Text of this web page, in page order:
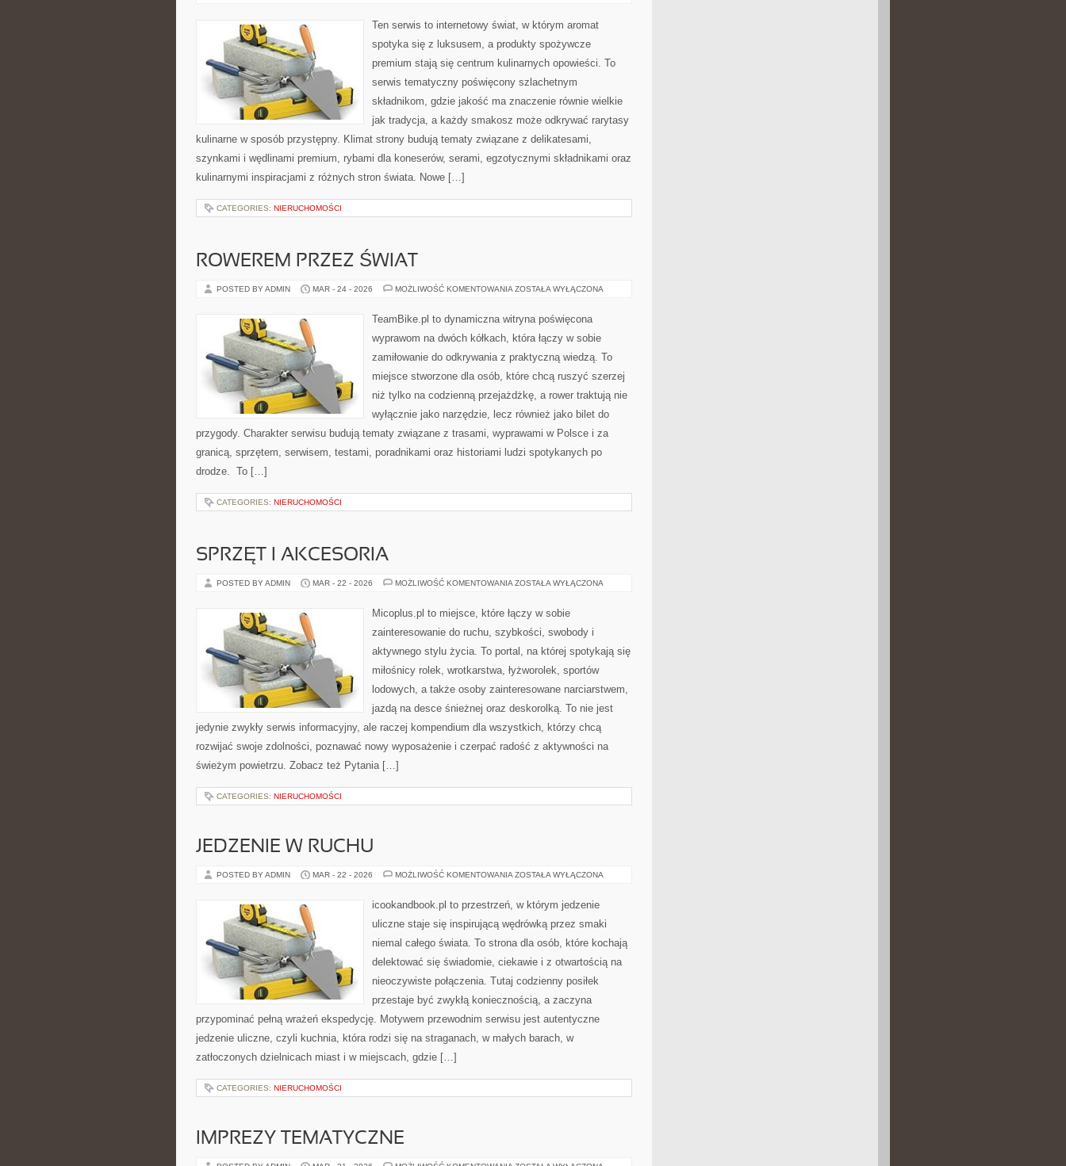
Ten serwis to internetowy świat, w którym aromat
spotyka się z luksusem, a produkty spożywcze
premium stają się centrum kulinarnych opowieści. To
serwis tematyczny poświęcony szlachetnym
składnikom, gdzie jakość ma znaczenie równie wielkie
jak tradycja, a każdy smakosz może odkrywać rarytasy
kulinarne w sposób przystępny. Klimat strony budują tematy związane z delikatesami,
szynkami i wędlinami premium, rybami dla koneserów, serami, egzotycznymi składnikami oraz
kulinarnymi inspiracjami z różnych stron świata. Nowe […]
CATEGORIES: NIERUCHOMOŚCI
ROWEREM PRZEZ ŚWIAT
POSTED BY ADMIN MAR - 24 - 2026 MOŻLIWOŚĆ KOMENTOWANIA ROWEREM
ZOSTAŁA WYŁĄCZONA
TeamBike.pl to dynamiczna witryna poświęcona
wyprawom na dwóch kółkach, która łączy w sobie
zamiłowanie do odkrywania z praktyczną wiedzą. To
miejsce stworzone dla osób, które chcą ruszyć szerzej
niż tylko na codzienną przejażdżkę, a rower traktują nie
wyłącznie jako narzędzie, lecz również jako bilet do
przygody. Charakter serwisu budują tematy związane z trasami, wyprawami w Polsce i za
granicą, sprzętem, serwisem, testami, poradnikami oraz historiami ludzi spotykanych po
drodze. To […]
CATEGORIES: NIERUCHOMOŚCI
SPRZĘT I AKCESORIA
POSTED BY ADMIN MAR - 22 - 2026 MOŻLIWOŚĆ KOMENTOWANIA SPRZĘT
ZOSTAŁA WYŁĄCZONA
Micoplus.pl to miejsce, które łączy w sobie
zainteresowanie do ruchu, szybkości, swobody i
aktywnego stylu życia. To portal, na której spotykają się
miłośnicy rolek, wrotkarstwa, łyżworolek, sportów
lodowych, a także osoby zainteresowane narciarstwem,
jazdą na desce śnieżnej oraz deskorolką. To nie jest
jedynie zwykły serwis informacyjny, ale raczej kompendium dla wszystkich, którzy chcą
rozwijać swoje zdolności, poznawać nowy wyposażenie i czerpać radość z aktywności na
świeżym powietrzu. Zobacz też Pytania […]
CATEGORIES: NIERUCHOMOŚCI
JEDZENIE W RUCHU
POSTED BY ADMIN MAR - 22 - 2026 MOŻLIWOŚĆ KOMENTOWANIA JEDZENIE
ZOSTAŁA WYŁĄCZONA
icookandbook.pl to przestrzeń, w którym jedzenie
uliczne staje się inspirującą wędrówką przez smaki
niemal całego świata. To strona dla osób, które kochają
delektować się świadomie, ciekawie i z otwartością na
nieoczywiste połączenia. Tutaj codzienny posiłek
przestaje być zwykłą koniecznością, a zaczyna
przypominać pełną wrażeń ekspedycję. Motywem przewodnim serwisu jest autentyczne
jedzenie uliczne, czyli kuchnia, która rodzi się na straganach, w małych barach, w
zatłoczonych dzielnicach miast i w miejscach, gdzie […]
CATEGORIES: NIERUCHOMOŚCI
IMPREZY TEMATYCZNE